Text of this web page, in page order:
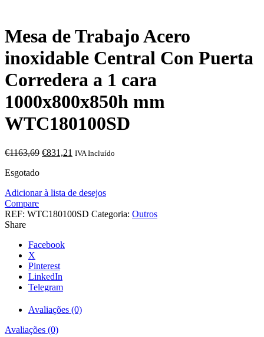
Mesa de Trabajo Acero
inoxidable Central Con Puerta
Corredera a 1 cara
1000x800x850h mm
WTC180100SD
€1163,69 O
€1163,69.
€831,21 O
€831,21.
IVA Incluído
Esgotado
Adicionar à lista de desejos
Compare
REF: WTC180100SD Categoria: Outros
Share
Facebook
X
Pinterest
LinkedIn
Telegram
Avaliações (0)
Avaliações (0)